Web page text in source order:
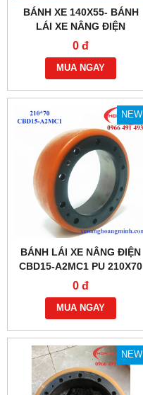
BÁNH XE 140X55- BÁNH
LÁI XE NÂNG ĐIỆN
HANGCHA CBD15,CBD18
0 đ
MUA NGAY
NEW
BÁNH LÁI XE NÂNG ĐIỆN
CBD15-A2MC1 PU 210X70
0 đ
MUA NGAY
NEW